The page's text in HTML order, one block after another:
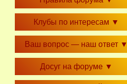
Клубы по интересам ▼
Ваш вопрос — наш ответ ▼
Досуг на форуме ▼